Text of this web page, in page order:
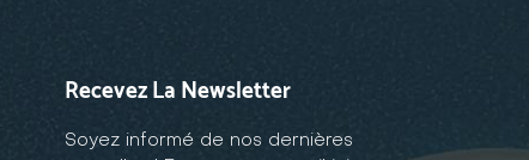
Recevez La Newsletter
Soyez informé de nos dernières